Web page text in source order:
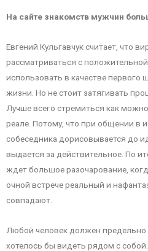
На сайте знакомств мужчин
Евгений Кульгавчук считает, что
рассматриваться с
использовать в качестве первого
жизни. Но не стоит затягивать
Лучше всего стремиться как
реале. Потому, что при общении в
собеседника дорисовывается до
выдается за действительное. По
ждет большое разочарование,
очной встрече реальный и
совпадают.
Любой человек должен предельно
хотелось бы видеть рядом с собой.